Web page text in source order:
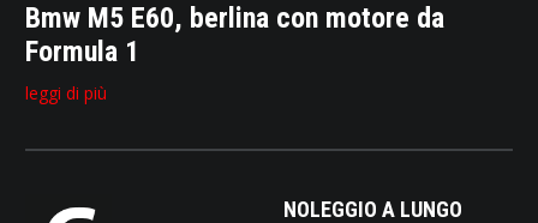
Bmw M5 E60, berlina con motore da
Formula 1
leggi di più
NOLEGGIO A LUNGO